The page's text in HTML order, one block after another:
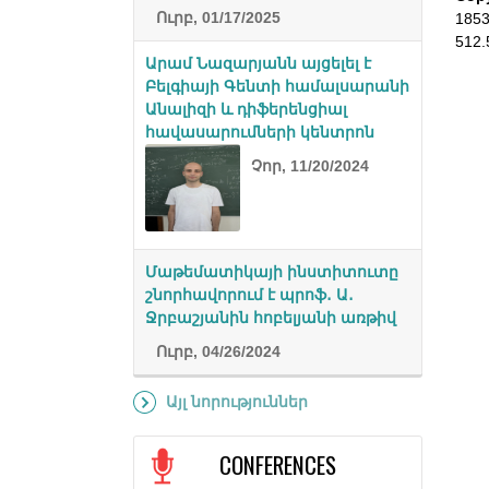
1853
Ուրբ, 01/17/2025
Արամ Նազարյանն այցելել է
Բելգիայի Գենտի համալսարանի
Անալիզի և դիֆերենցիալ
հավասարումների կենտրոն
Չոր, 11/20/2024
Մաթեմատիկայի ինստիտուտը
շնորհավորում է պրոֆ․ Ա․
Ջրբաշյանին հոբելյանի առթիվ
Ուրբ, 04/26/2024
Այլ նորություններ
CONFERENCES